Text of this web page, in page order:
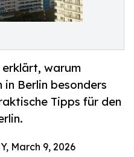
warum
in Berlin besonders
Tipps für den
March 9, 2026